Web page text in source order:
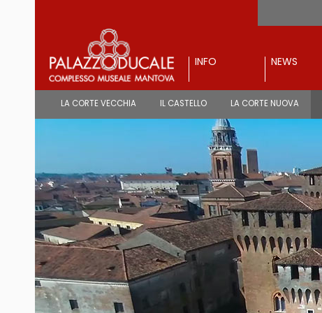
INFO NEWS
LA CORTE VECCHIA IL CASTELLO LA CORTE NUOVA